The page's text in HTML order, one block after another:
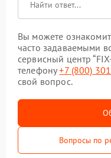
Вы можете
часто задаваемыми
сервисный центр
телефону+7 (800)
свой вопрос.
Вопросы по